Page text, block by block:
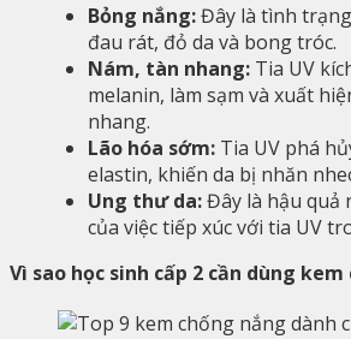
Bỏng nắng:Đây là tình
đau rát, đỏ da và bong tróc.
Nám, tàn nhang: Tia UV
melanin, làm sạm và xuất
nhang.
Lão hóa sớm: Tia UV phá
elastin, khiến da bị nhăn
Ung thư da:Đây là hậu quả
của việc tiếp xúc với tia UV
Vì sao học sinh cấp 2 cần dùng